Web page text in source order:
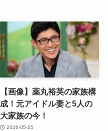
【画像】薬丸裕英の家族構
成！元アイドル妻と5人の
大家族の今！
2026-05-25